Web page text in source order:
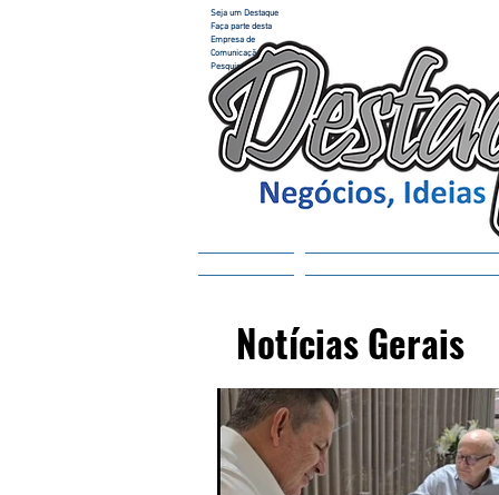
Seja um Destaque
Faça parte desta
Empresa de
Comunicação e
Pesquisa
Notícias Gerais